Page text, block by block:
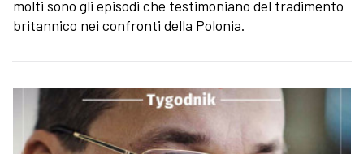
molti sono gli episodi che testimoniano del tradimento
britannico nei confronti della Polonia.